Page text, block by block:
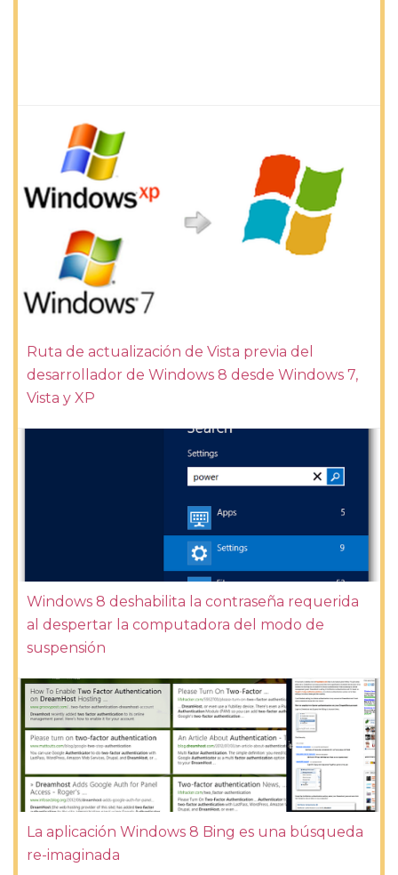
Ruta de actualización de Vista previa del
desarrollador de Windows 8 desde Windows 7,
Vista y XP
Windows 8 deshabilita la contraseña requerida
al despertar la computadora del modo de
suspensión
La aplicación Windows 8 Bing es una búsqueda
re-imaginada